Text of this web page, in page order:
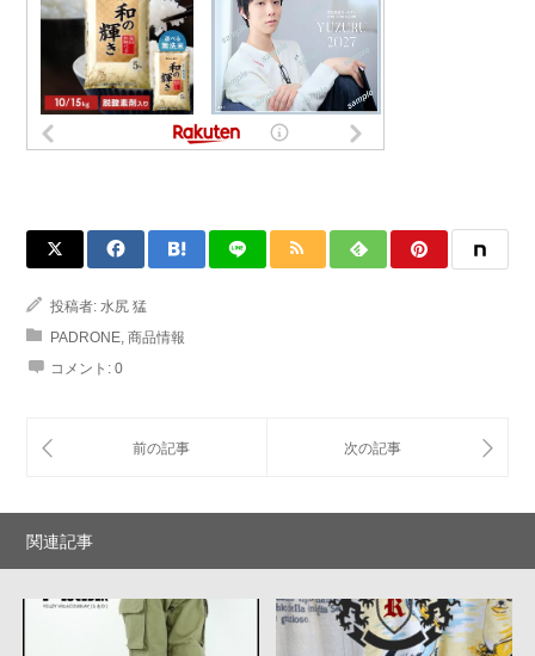
投稿者: 水尻 猛
PADRONE, 商品情報
コメント: 0
関連記事